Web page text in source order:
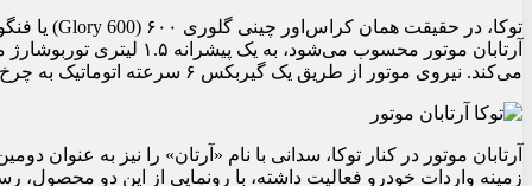
می‌کند. نیروی موتور از طریق یک گیربکس ۶ سرعته اتوماتیک به چرخ‌ها منتقل می‌شود.
آرتابان موتور در کنار توکا، سدانی با نام «آرتان» را نیز به
زمینه واردات خودرو فعالیت داشته، با رونمایی از این دو